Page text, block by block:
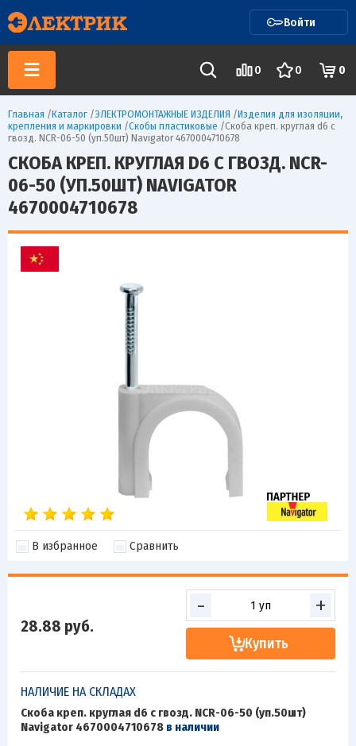
Войти
0 0 0
Главная /Каталог /ЭЛЕКТРОМОНТАЖНЫЕ ИЗДЕЛИЯ /Изделия для изоляции,
крепления и маркировки /Скобы пластиковые /Скоба креп. круглая d6 с
гвозд. NCR-06-50 (уп.50шт) Navigator 4670004710678
СКОБА КРЕП. КРУГЛАЯ D6 С ГВОЗД. NCR-
06-50 (УП.50ШТ) NAVIGATOR
4670004710678
В избранное Сравнить
28.88 руб.
- +
Купить
НАЛИЧИЕ НА СКЛАДАХ
Скоба креп. круглая d6 с гвозд. NCR-06-50 (уп.50шт)
Navigator 4670004710678 в наличии